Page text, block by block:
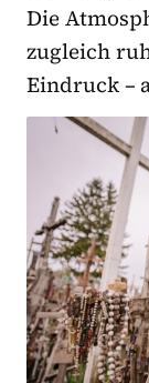
Die
zugleich
Eindruck –